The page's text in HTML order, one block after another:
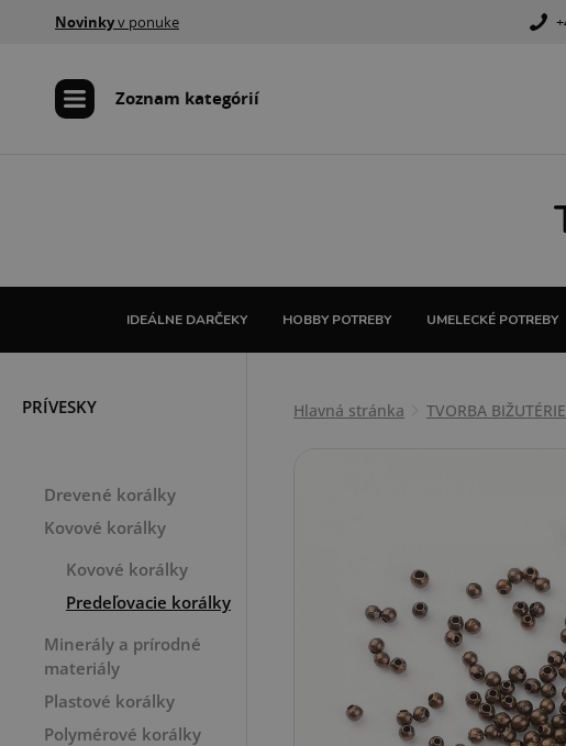
Novinkyv ponuke
Zoznam kategórií
IDEÁLNE DARČEKY HOBBY POTREBY UMELECKÉ POTREBY
PRÍVESKY
Drevené korálky
Kovové korálky
Kovové korálky
Predeľovacie korálky
Minerály a prírodné
materiály
Plastové korálky
Polymérové korálky
Hlavná stránka TVORBA BIŽUTÉRIE